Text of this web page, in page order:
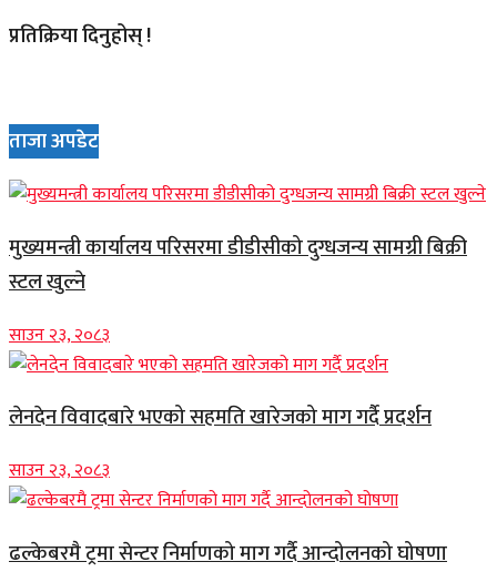
प्रतिक्रिया दिनुहोस् !
ताजा अपडेट
मुख्यमन्त्री कार्यालय परिसरमा डीडीसीको दुग्धजन्य सामग्री बिक्री
स्टल खुल्ने
साउन २३, २०८३
लेनदेन विवादबारे भएको सहमति खारेजको माग गर्दै प्रदर्शन
साउन २३, २०८३
ढल्केबरमै ट्रमा सेन्टर निर्माणको माग गर्दै आन्दोलनको घोषणा